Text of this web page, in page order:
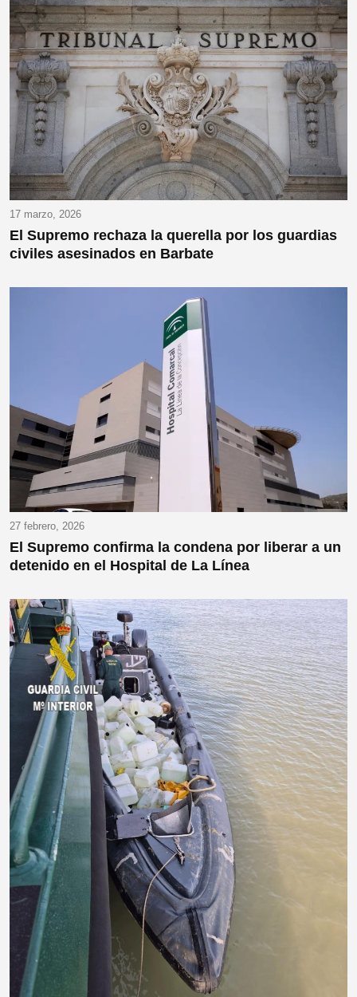
17 marzo, 2026
El Supremo rechaza la querella por los guardias
civiles asesinados en Barbate
27 febrero, 2026
El Supremo confirma la condena por liberar a un
detenido en el Hospital de La Línea